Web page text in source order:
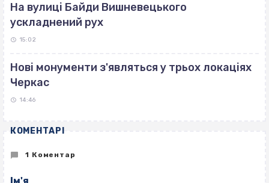
На вулиці Байди Вишневецького
ускладнений рух
15:02
Нові монументи з'являться у трьох локаціях
Черкас
14:46
КОМЕНТАРІ
1 Коментар